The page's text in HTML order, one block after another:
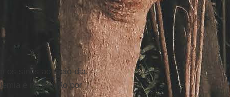
os sinos ao meio-dia,
e na oração por